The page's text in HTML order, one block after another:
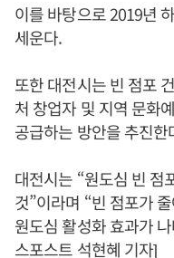
이를 바탕으로 2019년
세운다.
또한 대전시는 빈 점포
처 창업자 및 지역 문화
공급하는 방안을 추진한
대전시는 “원도심 빈 점
것”이라며 “빈 점포가
원도심 활성화 효과가
스포스트 석현혜 기자]